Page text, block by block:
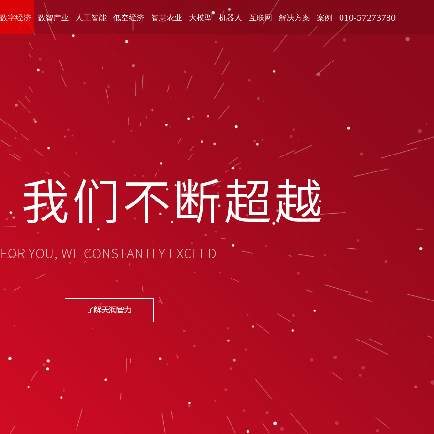
数字经济 数智产业 人工智能 低空经济 智慧农业 大模型 机器人 互联网 解决方案 案例 010-57273780